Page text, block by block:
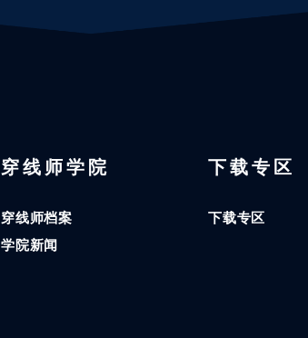
穿线师学院
穿线师档案
学院新闻
下载专区
下载专区